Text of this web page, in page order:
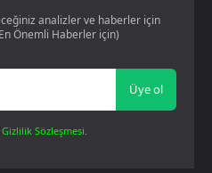
analizler ve haberler için
Önemli Haberler için)
Üye ol
Gizlilik Sözleşmesi.